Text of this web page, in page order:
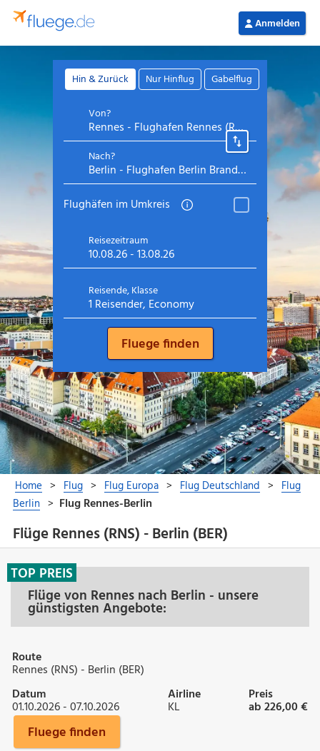
Flüge Rennes (RNS) - Berlin (BER)
Flüge von Rennes nach Berlin - unsere
günstigsten Angebote:
TOP PREIS
Route
Rennes (RNS) - Berlin (BER)
Datum
01.10.2026 - 07.10.2026
Airline
KL
Preis
ab 226,00 €
Fluege finden